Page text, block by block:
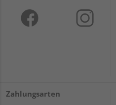
Zahlungsarten